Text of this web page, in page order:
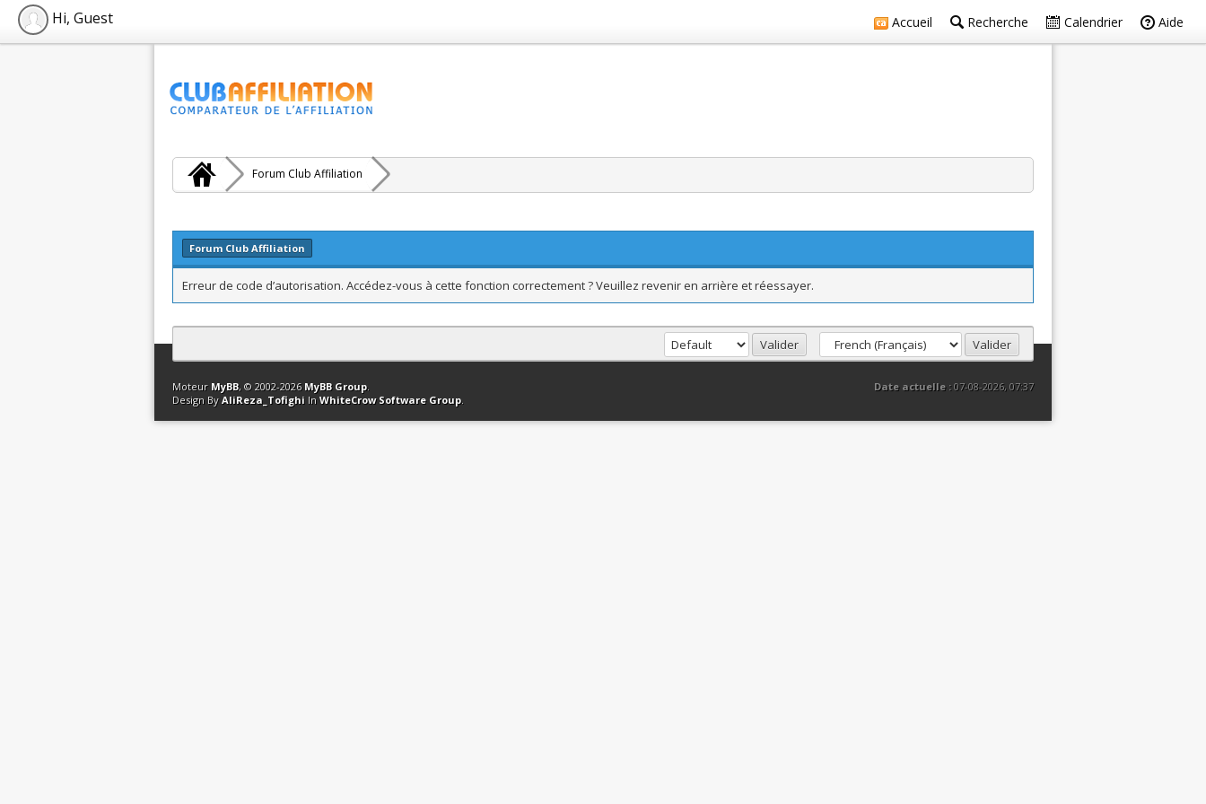
Accueil Recherche Calendrier Aide
Hi, Guest
Forum Club Affiliation
Forum Club Affiliation
Erreur de code d’autorisation. Accédez-vous à cette fonction correctement ? Veuillez revenir en arrière et réessayer.
Contact Club Affiliation Retourner en haut Version bas-débit (Archivé) Syndication RSS
Date actuelle :07-08-2026, 07:37
Moteur MyBB, © 2002-2026 MyBB Group.
Design By AliReza_Tofighi In WhiteCrow Software Group.